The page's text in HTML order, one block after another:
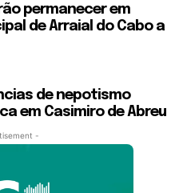
permanecer em
de Arraial do Cabo a
de nepotismo
em Casimiro de Abreu
-